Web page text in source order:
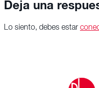
Deja una
Lo siento, debes estar